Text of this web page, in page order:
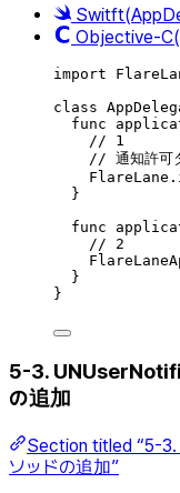
Objective-
import
class
func
// 1
// 通知許可
FlareLane.
}
func
// 2
}
}
5-3.
の追加
Section titled “5-
ソッドの追加”